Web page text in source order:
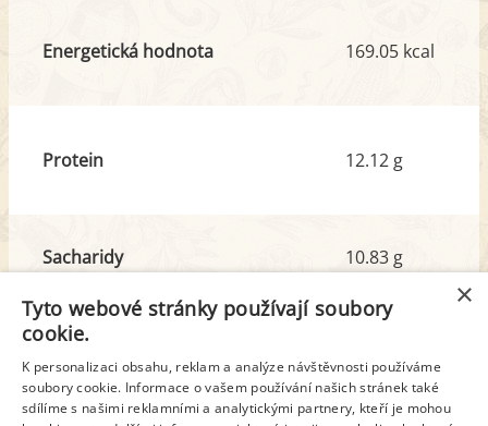
Energetická hodnota 169.05 kcal
Protein 12.12 g
Sacharidy
10.83 g
Tuk
z toho nas. mastné kyseliny
8.37 g
2.69 g
×
Tyto webové stránky používají soubory
cookie.
K personalizaci obsahu, reklam a analýze návštěvnosti používáme
soubory cookie. Informace o vašem používání našich stránek také
sdílíme s našimi reklamními a analytickými partnery, kteří je mohou